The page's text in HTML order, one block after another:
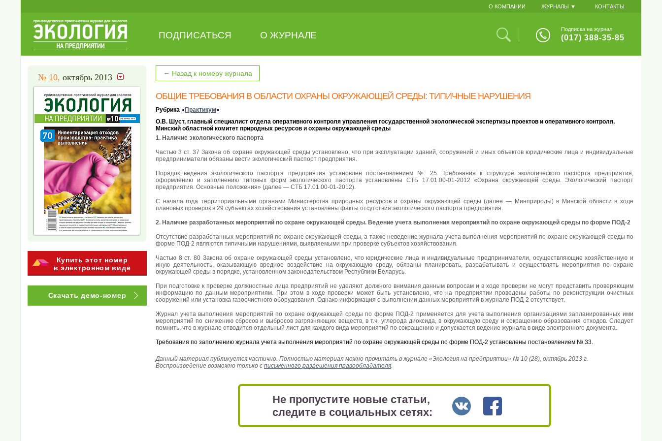
О КОМПАНИИ ЖУРНАЛЫ ▼ КОНТАКТЫ
ПОДПИСАТЬСЯ О ЖУРНАЛЕ
Подписка на журнал
(017) 388-35-85
№ 10, октябрь 2013
Купить этот номер
в электронном виде
Скачать демо-номер
← Назад к номеру журнала
ОБЩИЕ ТРЕБОВАНИЯ В ОБЛАСТИ ОХРАНЫ ОКРУЖАЮЩЕЙ СРЕДЫ: ТИПИЧНЫЕ НАРУШЕНИЯ
Рубрика « Практикум»
О.В. Шуст, главный специалист отдела оперативного контроля управления государственной экологической экспертизы проектов и оперативного контроля,
Минский областной комитет природных ресурсов и охраны окружающей среды
1. Наличие экологического паспорта
Частью 3 ст. 37 Закона об охране окружающей среды установлено, что при эксплуатации зданий, сооружений и иных объектов юридические лица и индивидуальные
предприниматели обязаны вести экологический паспорт предприятия.
Порядок ведения экологического паспорта предприятия установлен постановлением № 25. Требования к структуре экологического паспорта предприятия,
оформлению и заполнению типовых форм экологического паспорта установлены СТБ 17.01.00-01-2012 «Охрана окружающей среды. Экологический паспорт
предприятия. Основные положения» (далее — СТБ 17.01.00-01-2012).
С начала года территориальными органами Министерства природных ресурсов и охраны окружающей среды (далее — Минприроды) в Минской области в ходе
плановых проверок в 29 субъектах хозяйствования установлены факты отсутствия экологического паспорта предприятия.
2. Наличие разработанных мероприятий по охране окружающей среды. Ведение учета выполнения мероприятий по охране окружающей среды по форме ПОД-2
Отсутствие разработанных мероприятий по охране окружающей среды, а также неведение журнала учета выполнения мероприятий по охране окружающей среды по
форме ПОД-2 являются типичными нарушениями, выявляемыми при проверке субъектов хозяйствования.
Частью 8 ст. 80 Закона об охране окружающей среды установлено, что юридические лица и индивидуальные предприниматели, осуществляющие хозяйственную и
иную деятельность, оказывающую вредное воздействие на окружающую среду, обязаны планировать, разрабатывать и осуществлять мероприятия по охране
окружающей среды в порядке, установленном законодательством Республики Беларусь.
При подготовке к проверке должностные лица предприятий не уделяют должного внимания данным вопросам и в ходе проверки не могут представить проверяющим
информацию по данным мероприятиям. При этом в ходе проверки может быть установлено, что на предприятии проведены работы по реконструкции очистных
сооружений или установка газоочистного оборудования. Однако информация о выполнении данных мероприятий в журнале ПОД-2 отсутствует.
Журнал учета выполнения мероприятий по охране окружающей среды по форме ПОД-2 применяется для учета выполнения организациями запланированных ими
мероприятий по снижению сбросов и выбросов загрязняющих веществ, в т.ч. углерода диоксида, в окружающую среду и сокращению образования отходов. Следует
помнить, что в журнале отводится отдельный лист для каждого вида мероприятий по сокращению и допускается ведение журнала в виде электронного документа.
Требования по заполнению журнала учета выполнения мероприятий по охране окружающей среды по форме ПОД-2 установлены постановлением № 33.
Данный материал публикуется частично. Полностью материал можно прочитать в журнале «Экология на предприятии» № 10 (28), октябрь 2013 г.
Воспроизведение возможно только с письменного разрешения правообладателя.
Не пропустите новые статьи,
следите в социальных сетях: